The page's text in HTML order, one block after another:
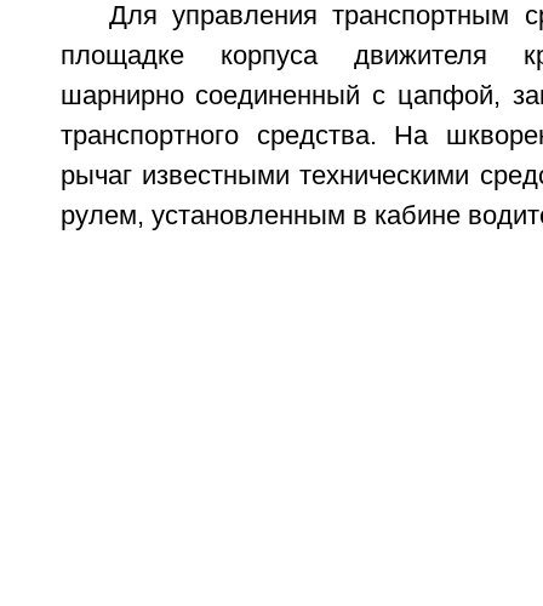
Для управления транспортным
площадке корпуса движителя
шарнирно соединенный с цапфой,
транспортного средства. На
рычаг известными техническими
рулем, установленным в кабине